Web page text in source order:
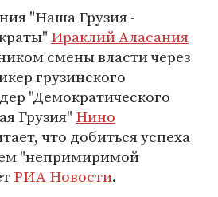
"Наша Грузия -
Ираклий Аласания
смены власти через
грузинского
"Демократического
Грузия" Нино
что добиться успеха
"непримиримой
РИА Новости.